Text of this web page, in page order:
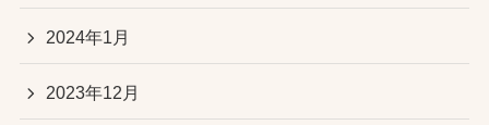
2024年1月
2023年12月